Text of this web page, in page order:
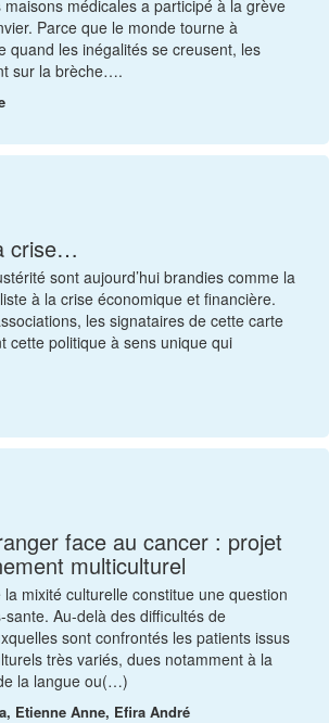
médicales a participé à la grève
Parce que le monde tourne à
quand les inégalités se creusent, les
sur la brèche….
crise…
sont aujourd’hui brandies comme la
à la crise économique et financière.
les signataires de cette carte
cette politique à sens unique qui
face au cancer : projet
multiculturel
la mixité culturelle constitue une question
Au-delà des difficultés de
sont confrontés les patients issus
très variés, dues notamment à la
la langue ou(…)
Etienne Anne, Efira André